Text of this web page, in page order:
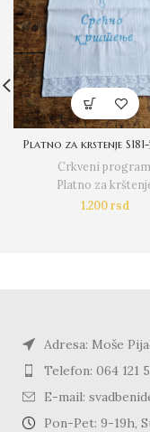
Platno za krstenje S181-
Crkveni program
Platno za
1.200rsd
Adresa: Moše
Telefon: 064 121
E-mail:
Pon-Pet: 9-19h,